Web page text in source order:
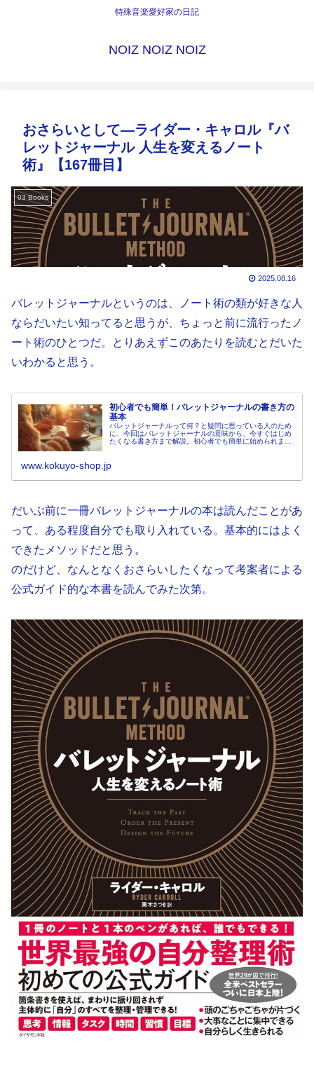
特殊音楽愛好家の日記
NOIZ NOIZ NOIZ
おさらいとして―ライダー・キャロル『バ
レットジャーナル 人生を変えるノート
術』【167冊目】
03 Books
2025.08.16
バレットジャーナルというのは、ノート術の類が好きな人
ならだいたい知ってると思うが、ちょっと前に流行ったノ
ート術のひとつだ。とりあえずこのあたりを読むとだいた
いわかると思う。
初心者でも簡単！バレットジャーナルの書き方の
基本
バレットジャーナルって何？と疑問に思っている人のため
に、今回はバレットジャーナルの意味から、今すぐはじめ
たくなる書き方まで解説。初心者でも簡単に始められま
www.kokuyo-shop.jp
だいぶ前に一冊バレットジャーナルの本は読んだことがあ
って、ある程度自分でも取り入れている。基本的にはよく
できたメソッドだと思う。
のだけど、なんとなくおさらいしたくなって考案者による
公式ガイド的な本書を読んでみた次第。